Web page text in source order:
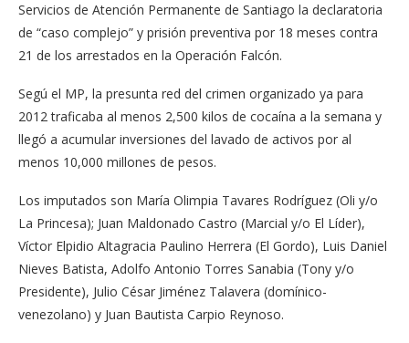
Servicios de Atención Permanente de Santiago la declaratoria
de “caso complejo” y prisión preventiva por 18 meses contra
21 de los arrestados en la Operación Falcón.
Segú el MP, la presunta red del crimen organizado ya para
2012 traficaba al menos 2,500 kilos de cocaína a la semana y
llegó a acumular inversiones del lavado de activos por al
menos 10,000 millones de pesos.
Los imputados son María Olimpia Tavares Rodríguez (Oli y/o
La Princesa); Juan Maldonado Castro (Marcial y/o El Líder),
Víctor Elpidio Altagracia Paulino Herrera (El Gordo), Luis Daniel
Nieves Batista, Adolfo Antonio Torres Sanabia (Tony y/o
Presidente), Julio César Jiménez Talavera (domínico-
venezolano) y Juan Bautista Carpio Reynoso.